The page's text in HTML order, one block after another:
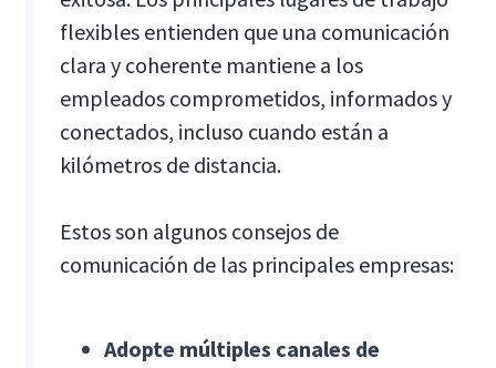
flexibles entienden que una comunicación
clara y coherente mantiene a los
empleados comprometidos, informados y
conectados, incluso cuando están a
kilómetros de distancia.
Estos son algunos consejos de
comunicación de las principales empresas:
Adopte múltiples canales de